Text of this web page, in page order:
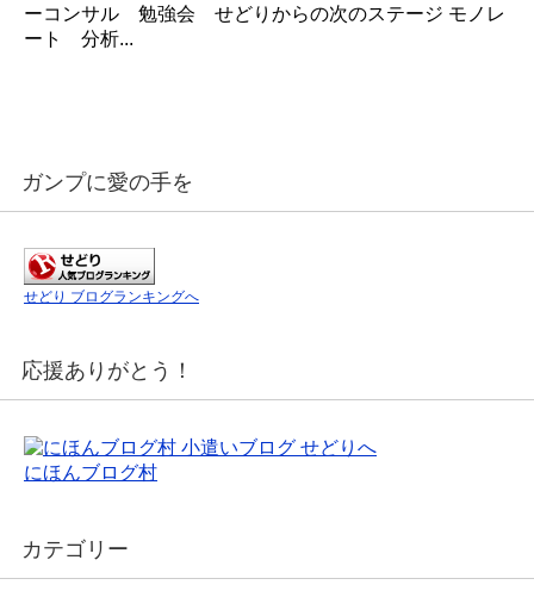
ーコンサル 勉強会 せどりからの次のステージ モノレ
ート 分析...
ガンプに愛の手を
せどり ブログランキングへ
応援ありがとう！
にほんブログ村
カテゴリー